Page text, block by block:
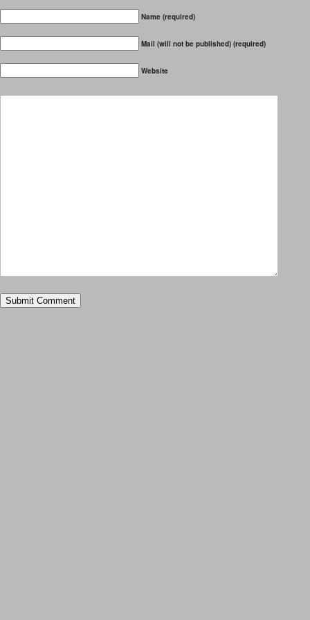
Name (required)
Mail (will not be published) (required)
Website